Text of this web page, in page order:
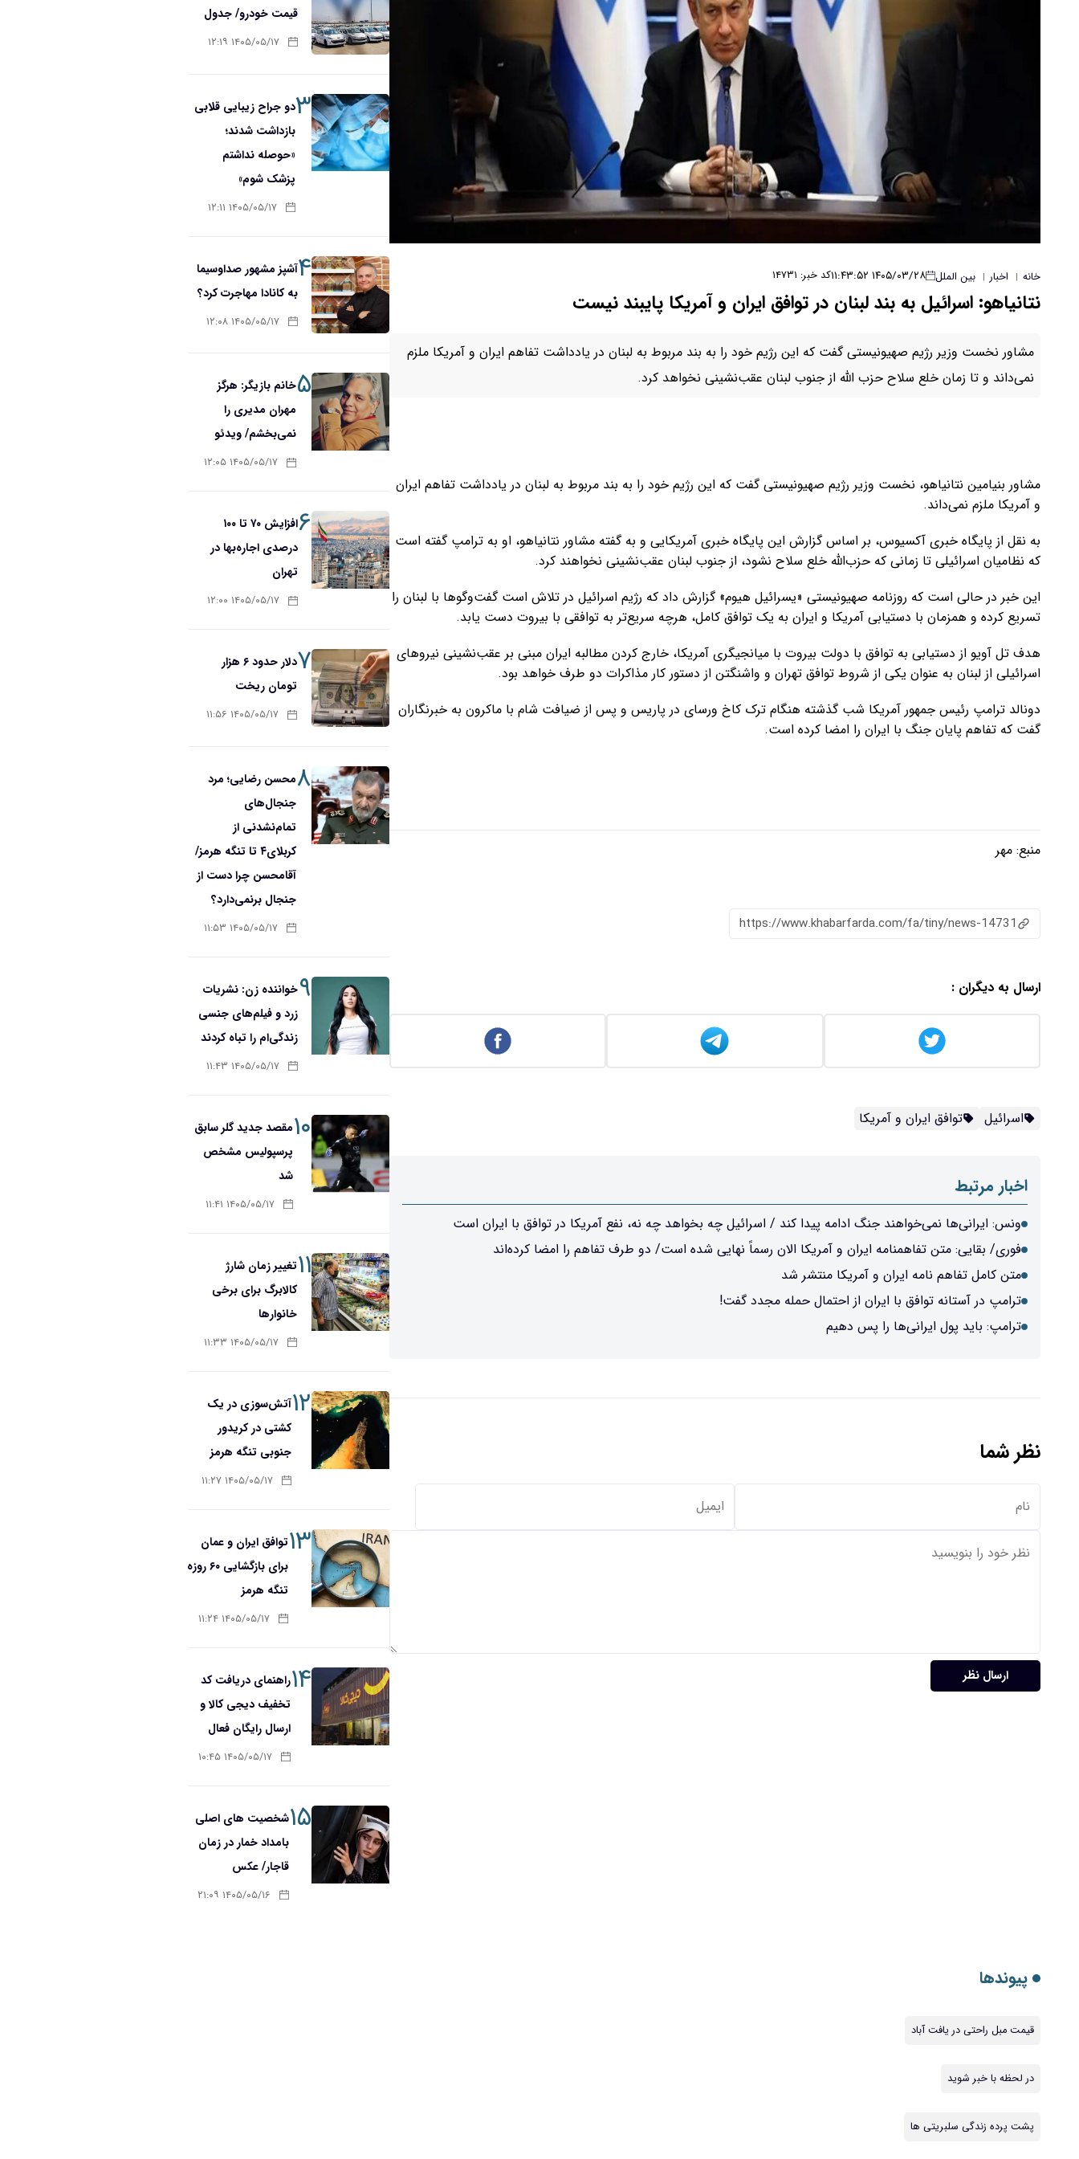
خانه | اخبار | بین الملل ۱۴۰۵/۰۳/۲۸ ۱۱:۴۳:۵۲ کد خبر: ۱۴۷۳۱
نتانیاهو: اسرائیل به بند لبنان در توافق ایران و آمریکا پایبند نیست
مشاور نخست وزیر رژیم صهیونیستی گفت که این رژیم خود را به بند مربوط به لبنان در یادداشت تفاهم ایران و آمریکا ملزم
نمی‌داند و تا زمان خلع سلاح حزب الله از جنوب لبنان عقب‌نشینی نخواهد کرد.
مشاور بنیامین نتانیاهو، نخست وزیر رژیم صهیونیستی گفت که این رژیم خود را به بند مربوط به لبنان در یادداشت تفاهم ایران
و آمریکا ملزم نمی‌داند.
به نقل از پایگاه خبری آکسیوس، بر اساس گزارش این پایگاه خبری آمریکایی و به گفته مشاور نتانیاهو، او به ترامپ گفته است
که نظامیان اسرائیلی تا زمانی که حزب‌الله خلع سلاح نشود، از جنوب لبنان عقب‌نشینی نخواهند کرد.
این خبر در حالی است که روزنامه صهیونیستی «یسرائیل هیوم» گزارش داد که رژیم اسرائیل در تلاش است گفت‌وگوها با لبنان را
تسریع کرده و همزمان با دستیابی آمریکا و ایران به یک توافق کامل، هرچه سریع‌تر به توافقی با بیروت دست یابد.
هدف تل آویو از دستیابی به توافق با دولت بیروت با میانجیگری آمریکا، خارج کردن مطالبه ایران مبنی بر عقب‌نشینی نیروهای
اسرائیلی از لبنان به‌ عنوان یکی از شروط توافق تهران و واشنگتن از دستور کار مذاکرات دو طرف خواهد بود.
دونالد ترامپ رئیس جمهور آمریکا شب گذشته هنگام ترک کاخ ورسای در پاریس و پس از ضیافت شام با ماکرون به خبرنگاران
گفت که تفاهم پایان جنگ با ایران را امضا کرده است.
منبع: مهر
https://www.khabarfarda.com/fa/tiny/news-14731
ارسال به دیگران :
اسرائیل توافق ایران و آمریکا
اخبار مرتبط
ونس: ایرانی‌ها نمی‌خواهند جنگ ادامه پیدا کند / اسرائیل چه بخواهد چه نه، نفع آمریکا در توافق با ایران است
فوری/ بقایی: متن تفاهمنامه ایران و آمریکا الان رسماً نهایی شده است/ دو طرف تفاهم را امضا کرده‌اند
متن کامل تفاهم نامه ایران و آمریکا منتشر شد
ترامپ در آستانه توافق با ایران از احتمال حمله مجدد گفت!
ترامپ: باید پول ایرانی‌ها را پس دهیم
نظر شما
ارسال نظر
قیمت خودرو/ جدول
۱۴۰۵/۰۵/۱۷ ۱۲:۱۹
۳دو جراح زیبایی قلابی
بازداشت شدند؛
«حوصله نداشتم
پزشک شوم»
۱۴۰۵/۰۵/۱۷ ۱۲:۱۱
۴آشپز مشهور صداوسیما
به کانادا مهاجرت کرد؟
۱۴۰۵/۰۵/۱۷ ۱۲:۰۸
۵خانم بازیگر: هرگز
مهران مدیری را
نمی‌بخشم/ ویدئو
۱۴۰۵/۰۵/۱۷ ۱۲:۰۵
۶
افزایش ۷۰ تا ۱۰۰
درصدی اجاره‌بها در
تهران
۱۴۰۵/۰۵/۱۷ ۱۲:۰۰
۷
دلار حدود ۶ هزار
تومان ریخت
۱۴۰۵/۰۵/۱۷ ۱۱:۵۶
۸محسن رضایی؛ مرد
جنجال‌های
تمام‌نشدنی از
کربلای۴ تا تنگه هرمز/
آقا‌محسن چرا دست از
جنجال برنمی‌دارد؟
۱۴۰۵/۰۵/۱۷ ۱۱:۵۳
۹خواننده زن: نشریات
زرد و فیلم‌های جنسی
زندگی‌ام را تباه کردند
۱۴۰۵/۰۵/۱۷ ۱۱:۴۳
۱۰مقصد جدید گلر سابق
پرسپولیس مشخص
شد
۱۴۰۵/۰۵/۱۷ ۱۱:۴۱
۱۱تغییر زمان شارژ
کالابرگ برای برخی
خانوارها
۱۴۰۵/۰۵/۱۷ ۱۱:۳۳
۱۲آتش‌سوزی در یک
کشتی در کریدور
جنوبی تنگه هرمز
۱۴۰۵/۰۵/۱۷ ۱۱:۲۷
۱۳توافق ایران و عمان
برای بازگشایی ۶۰ روزه
تنگه هرمز
۱۴۰۵/۰۵/۱۷ ۱۱:۲۴
۱۴راهنمای دریافت کد
تخفیف دیجی کالا و
ارسال رایگان فعال
۱۴۰۵/۰۵/۱۷ ۱۰:۴۵
۱۵شخصیت های اصلی
بامداد خمار در زمان
قاجار/ عکس
۱۴۰۵/۰۵/۱۶ ۲۱:۰۹
پیوندها
قیمت مبل راحتی در یافت آباد
در لحظه با خبر شوید
پشت پرده زندگی سلبریتی ها